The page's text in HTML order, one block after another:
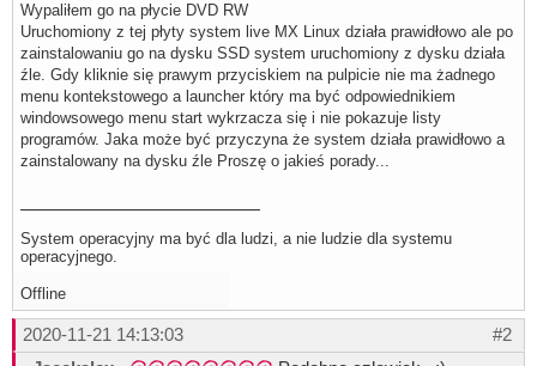
Wypaliłem go na płycie DVD RW
Uruchomiony z tej płyty system live MX Linux działa prawidłowo ale po
zainstalowaniu go na dysku SSD system uruchomiony z dysku działa
źle. Gdy kliknie się prawym przyciskiem na pulpicie nie ma żadnego
menu kontekstowego a launcher który ma być odpowiednikiem
windowsowego menu start wykrzacza się i nie pokazuje listy
programów. Jaka może być przyczyna że system działa prawidłowo a
zainstalowany na dysku źle Proszę o jakieś porady...
System operacyjny ma być dla ludzi, a nie ludzie dla systemu
operacyjnego.
Offline
#2
2020-11-21 14:13:03